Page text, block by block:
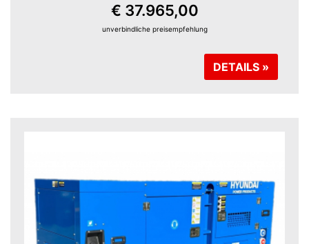
€ 37.965,00
unverbindliche preisempfehlung
DETAILS »